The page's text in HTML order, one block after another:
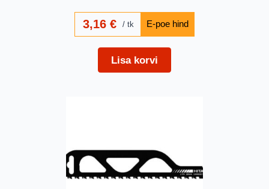
3,16€ tk
Lisa korvi